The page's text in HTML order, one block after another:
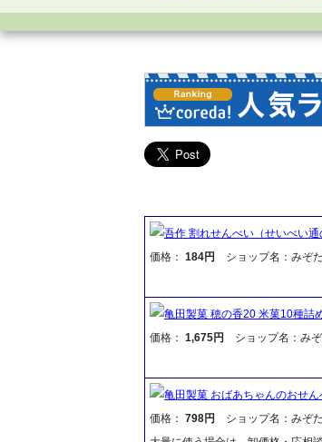
吾作 割れせんべい（せいべい
価格： 184円 ショップ名：みぞ
亀田製菓 穂の香20 米菓10種詰
価格： 1,675円 ショップ名：み
亀田製菓 おばあちゃんのおせ
価格： 798円
ショップ名：みぞ